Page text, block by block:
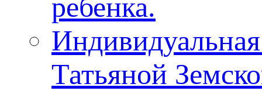
ребенка.
Татьяной